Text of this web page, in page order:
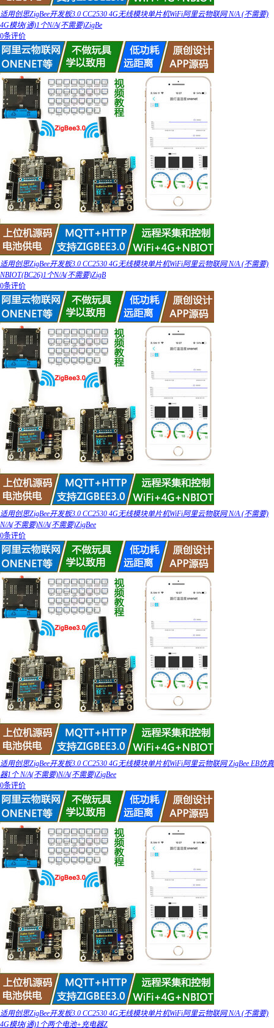
适用创思ZigBee开发板3.0 CC2530 4G无线模块单片机WiFi阿里云物联网 N/A (不需要)
4G模块(通)1个N/A(不需要)ZigBe
0条评价
适用创思ZigBee开发板3.0 CC2530 4G无线模块单片机WiFi阿里云物联网 N/A (不需要)
NBIOT(BC26)1个N/A(不需要)ZigB
0条评价
适用创思ZigBee开发板3.0 CC2530 4G无线模块单片机WiFi阿里云物联网 N/A (不需要)
N/A(不需要)N/A(不需要)ZigBee
0条评价
适用创思ZigBee开发板3.0 CC2530 4G无线模块单片机WiFi阿里云物联网 ZigBee EB仿真
器1个 N/A(不需要)N/A(不需要)ZigBee
0条评价
适用创思ZigBee开发板3.0 CC2530 4G无线模块单片机WiFi阿里云物联网 N/A (不需要)
4G模块(通)1个两个电池+充电器Z